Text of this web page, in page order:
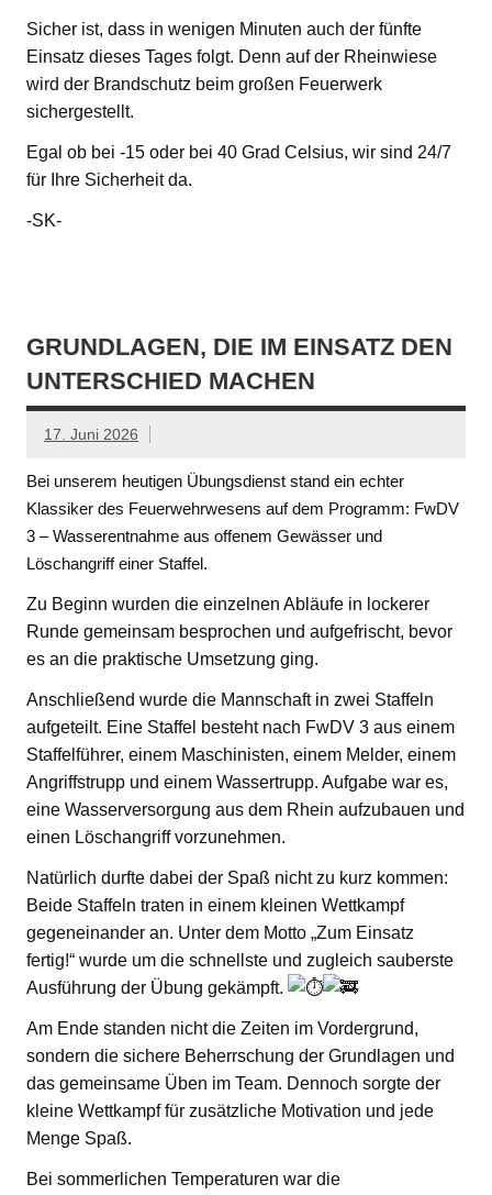
Sicher ist, dass in wenigen Minuten auch der fünfte
Einsatz dieses Tages folgt. Denn auf der Rheinwiese
wird der Brandschutz beim großen Feuerwerk
sichergestellt.
Egal ob bei -15 oder bei 40 Grad Celsius, wir sind 24/7
für Ihre Sicherheit da.
-SK-
GRUNDLAGEN, DIE IM EINSATZ DEN
UNTERSCHIED MACHEN
17. Juni 2026
Bei unserem heutigen Übungsdienst stand ein echter
Klassiker des Feuerwehrwesens auf dem Programm: FwDV
3 – Wasserentnahme aus offenem Gewässer und
Löschangriff einer Staffel.
Zu Beginn wurden die einzelnen Abläufe in lockerer
Runde gemeinsam besprochen und aufgefrischt, bevor
es an die praktische Umsetzung ging.
Anschließend wurde die Mannschaft in zwei Staffeln
aufgeteilt. Eine Staffel besteht nach FwDV 3 aus einem
Staffelführer, einem Maschinisten, einem Melder, einem
Angriffstrupp und einem Wassertrupp. Aufgabe war es,
eine Wasserversorgung aus dem Rhein aufzubauen und
einen Löschangriff vorzunehmen.
Natürlich durfte dabei der Spaß nicht zu kurz kommen:
Beide Staffeln traten in einem kleinen Wettkampf
gegeneinander an. Unter dem Motto „Zum Einsatz
fertig!“ wurde um die schnellste und zugleich sauberste
Ausführung der Übung gekämpft.
Am Ende standen nicht die Zeiten im Vordergrund,
sondern die sichere Beherrschung der Grundlagen und
das gemeinsame Üben im Team. Dennoch sorgte der
kleine Wettkampf für zusätzliche Motivation und jede
Menge Spaß.
Bei sommerlichen Temperaturen war die